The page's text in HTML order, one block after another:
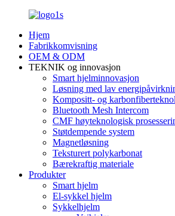
Hjem
Fabrikkomvisning
OEM & ODM
TEKNIK og innovasjon
Smart hjelminnovasjon
Løsning med lav
Kompositt- og
Bluetooth Mesh Intercom
CMF høyteknologisk
Støtdempende system
Magnetløsning
Teksturert polykarbonat
Bærekraftig materiale
Produkter
Smart hjelm
El-sykkel hjelm
Sykkelhjelm